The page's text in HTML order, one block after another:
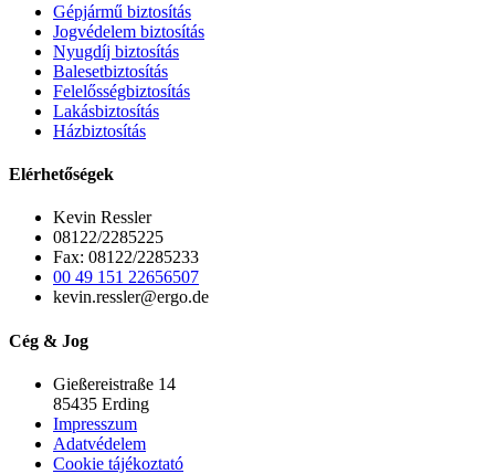
Gépjármű biztosítás
Jogvédelem biztosítás
Nyugdíj biztosítás
Balesetbiztosítás
Felelősségbiztosítás
Lakásbiztosítás
Házbiztosítás
Elérhetőségek
Kevin Ressler
08122/2285225
Fax: 08122/2285233
00 49 151 22656507
kevin.ressler@ergo.de
Cég & Jog
Gießereistraße 14
85435 Erding
Impresszum
Adatvédelem
Cookie tájékoztató